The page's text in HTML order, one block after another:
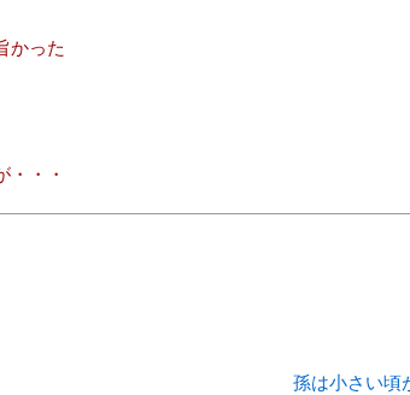
かった
・・・
孫は小さい頃